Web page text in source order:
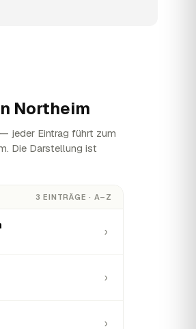
Northeim
jeder Eintrag führt zum
Die Darstellung ist
3 EINTRÄGE · A–Z
›
›
›